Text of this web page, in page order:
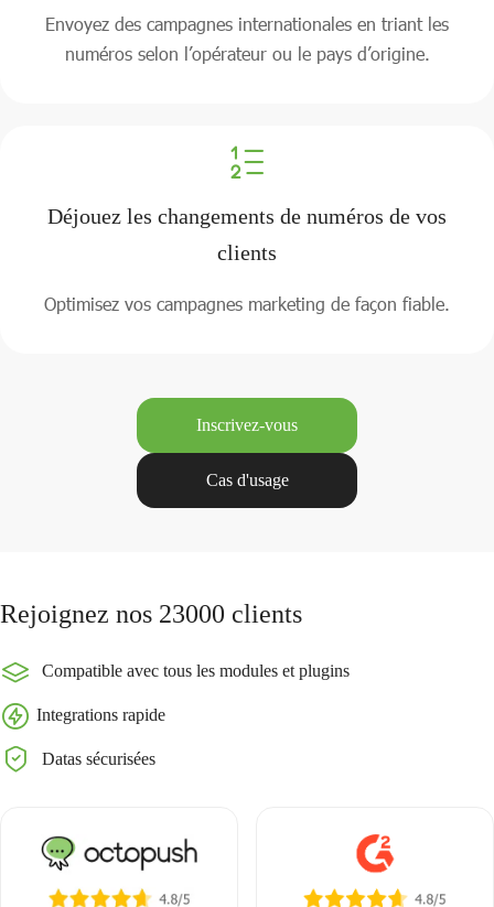
Envoyez des campagnes internationales en triant les
numéros selon l’opérateur ou le pays d’origine.
Déjouez les changements de numéros de vos
clients
Optimisez vos campagnes marketing de façon fiable.
Inscrivez-vous
Cas d'usage
Rejoignez nos 23000 clients
Compatible avec tous les modules et plugins
Integrations rapide
Datas sécurisées